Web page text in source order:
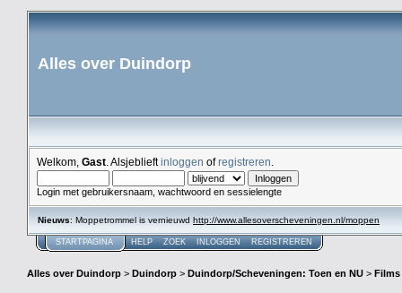
Alles over Duindorp
Welkom, Gast . Alsjeblieftinloggen ofregistreren
Login met gebruikersnaam, wachtwoord en sessielengte
Nieuws: Moppetrommel is vernieuwd http://www.allesoverscheveningen.nl/moppen
STARTPAGINA HELP ZOEK INLOGGEN REGISTREREN
Alles over Duindorp > Duindorp > Duindorp/Scheveningen: Toen en NU >